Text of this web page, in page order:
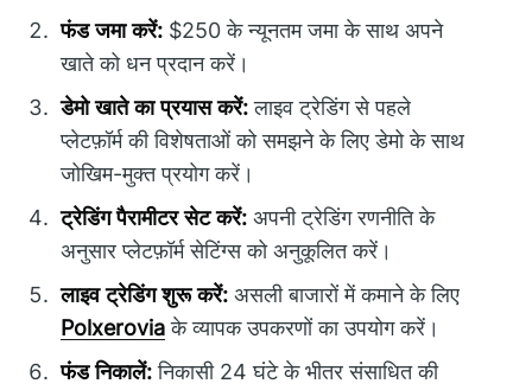
फंड जमा करें: $250 के न्यूनतम जमा के साथ अपने
खाते को धन प्रदान करें।
डेमो खाते का प्रयास करें:लाइव ट्रेडिंग से पहले
प्लेटफ़ॉर्म की विशेषताओं को समझने के लिए डेमो के साथ
जोखिम-मुक्त प्रयोग करें।
ट्रेडिंग पैरामीटर सेट करें: अपनी ट्रेडिंग रणनीति के
अनुसार प्लेटफ़ॉर्म सेटिंग्स को अनुकूलित करें।
लाइव ट्रेडिंग शुरू करें: असली बाजारों में कमाने के लिए
Polxeroviaके व्यापक उपकरणों का उपयोग करें।
फंड निकालें:निकासी 24 घंटे के भीतर संसाधित की